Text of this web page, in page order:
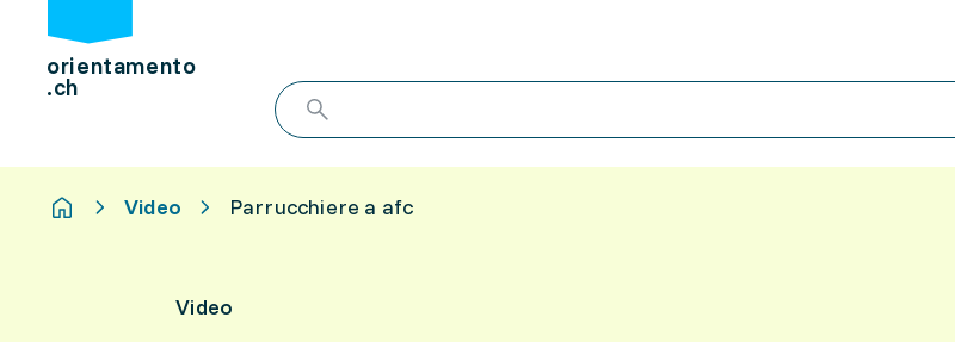
orientamento
.ch
Video Parrucchiere a afc
Video